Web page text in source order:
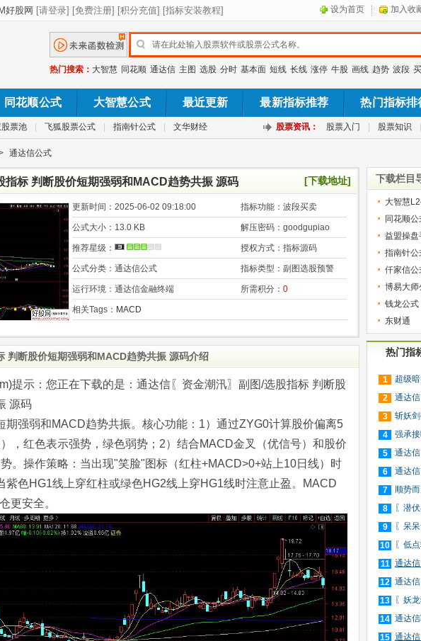
设为首页 加入收
热门搜索： 大智慧 同花顺 通达信 主图 选股 分时 基本面 短线 长线 涨停 牛股 画线 趋势 波段
同花顺公式 大智慧公式 最近更新 最新指标推荐 热门指标排
票池 飞狐股票公式 指南针公式 文华财经 股票资讯： 股票入门 股票知识
通达信公式
指标 判断股价短期强弱和MACD趋势共振 源码 [下载地址]
更新时间： 2025-06-02 09:18:00 指标功能： 波段买卖
公式大小： 13.0 KB 解压密码： goodgupiao
推荐星级： 授权方式： 指标源码
公式分类： 通达信公式 指标类型： 副图选股预警
运行环境： 通达信金融终端 所需积分： 0
相关Tags： MACD
判断股价短期强弱和MACD趋势共振 源码介绍
提示：您正在下载的是：通达信〖资金潮汛〗副图/选股指标 判断股
源码
期强弱和MACD趋势共振。核心功能：1）通过ZYG0计算股价偏离5
，红色表示强势，绿色弱势；2）结合MACD金叉（优信号）和股价
。操作策略：当出现"笑脸"图标（红柱+MACD>0+站上10日线）时
紫色HG1线上穿红柱或绿色HG2线上穿HG1线时注意止盈。MACD
更安全。
下载栏目
大智慧
同花顺公
益盟操盘
指南针公
仟家信公
博易大师
钱龙公式
东财通
热门指
1
超级
入
2
通达
捕
3
斩妖
20日
4
强承
买
5
通达
选
6
通达
股
7
顺势
义
8
〖潜
力
9
〖呆
F10
10
〖低
+趋
11 通达
选
12 通达
指
13
〖妖
装
14 通达
庄
15 通达